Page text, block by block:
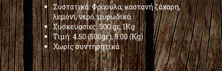
Συστατικά: Φράουλα, καστανή ζάχαρη,
λεμόνι, νερό, μυρωδικά
Συσκευασίες: 500 gr, 1Kg
Τιμή: 4.50 (500gr), 9.00 (Kg)
Χωρίς συντηρητικά